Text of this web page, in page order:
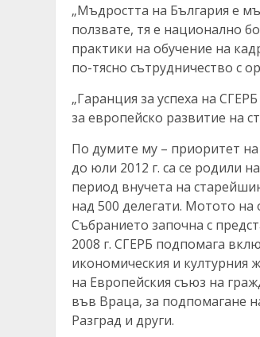
„Мъдростта на България е
ползвате, тя е национално
практики на обучение на
по-тясно сътрудничество с
„Гаранция за успеха на
за европейско развитие на
По думите му – приоритет
до юли 2012 г. са се родили
период внучета на
над 500 делегати. Мотото
Събранието започна с
2008 г. СГЕРБ подпомага
икономическия и културния
на Европейския съюз на
във Враца, за подпомагане
Разград и други.